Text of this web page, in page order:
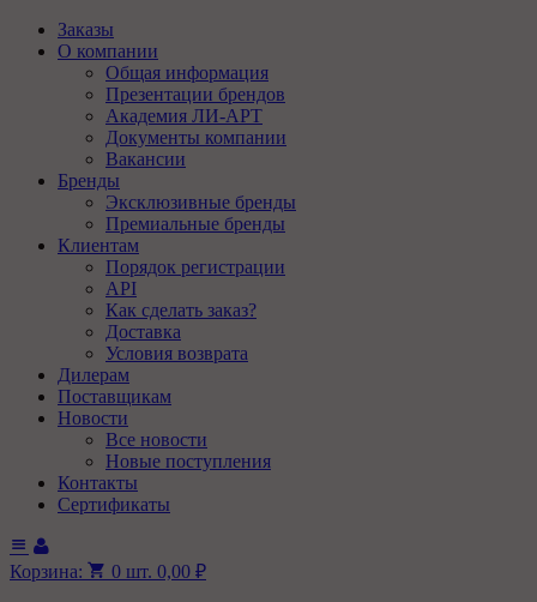
Заказы
О компании
Общая информация
Презентации брендов
Академия ЛИ-АРТ
Документы компании
Вакансии
Бренды
Эксклюзивные бренды
Премиальные бренды
Клиентам
Порядок регистрации
API
Как сделать заказ?
Доставка
Условия возврата
Дилерам
Поставщикам
Новости
Все новости
Новые поступления
Контакты
Сертификаты
Корзина: 0 шт. 0,00 ₽